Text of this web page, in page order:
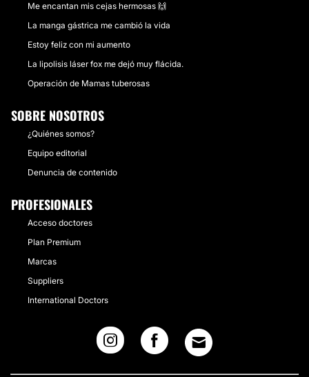
Me encantan mis cejas hermosas 🙌
La manga gástrica me cambió la vida
Estoy feliz con mi aumento
La lipolisis láser fox me dejó muy flácida.
Operación de Mamas tuberosas
SOBRE NOSOTROS
¿Quiénes somos?
Equipo editorial
Denuncia de contenido
PROFESIONALES
Acceso doctores
Plan Premium
Marcas
Suppliers
International Doctors